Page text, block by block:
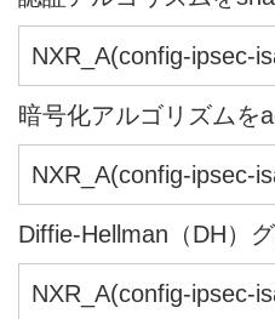
NXR_A(config-ipsec-
暗号化アルゴリズムを
NXR_A(config-ipsec-
Diffie-Hellman（DH）
NXR_A(config-ipsec-